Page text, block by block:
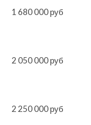
1 680 000 руб
2 050 000 руб
2 250 000 руб